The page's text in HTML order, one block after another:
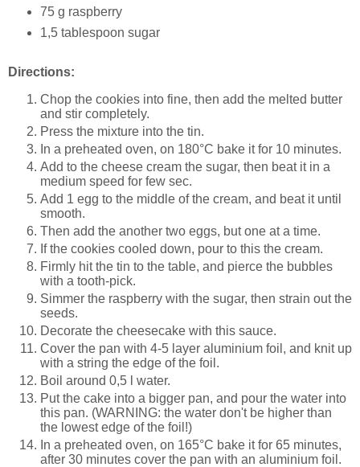
75 g raspberry
1,5 tablespoon sugar
Directions:
Chop the cookies into fine, then add the melted butter
and stir completely.
Press the mixture into the tin.
In a preheated oven, on 180°C bake it for 10 minutes.
Add to the cheese cream the sugar, then beat it in a
medium speed for few sec.
Add 1 egg to the middle of the cream, and beat it until
smooth.
Then add the another two eggs, but one at a time.
If the cookies cooled down, pour to this the cream.
Firmly hit the tin to the table, and pierce the bubbles
with a tooth-pick.
Simmer the raspberry with the sugar, then strain out the
seeds.
Decorate the cheesecake with this sauce.
Cover the pan with 4-5 layer aluminium foil, and knit up
with a string the edge of the foil.
Boil around 0,5 l water.
Put the cake into a bigger pan, and pour the water into
this pan. (WARNING: the water don't be higher than
the lowest edge of the foil!)
In a preheated oven, on 165°C bake it for 65 minutes,
after 30 minutes cover the pan with an aluminium foil.